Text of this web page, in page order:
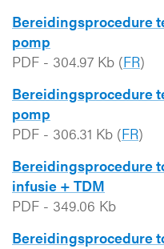
Bereidingsprocedure
pomp
PDF - 304.97 Kb (FR)
Bereidingsprocedure
pomp
PDF - 306.31 Kb (FR)
Bereidingsprocedure
infusie + TDM
PDF - 349.06 Kb
Bereidingsprocedure